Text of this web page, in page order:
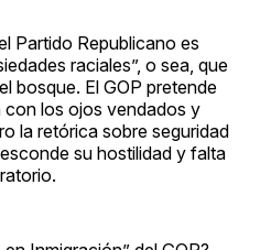
Partido Republicano es
raciales”, o sea, que
bosque. El GOP pretende
con los ojos vendados y
la retórica sobre seguridad
su hostilidad y falta